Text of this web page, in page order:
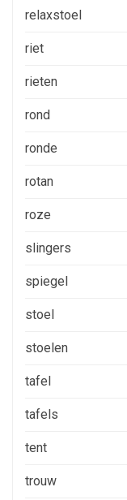
relaxstoel
riet
rieten
rond
ronde
rotan
roze
slingers
spiegel
stoel
stoelen
tafel
tafels
tent
trouw